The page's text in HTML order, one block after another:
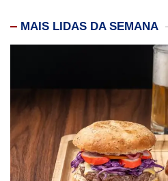
MAIS LIDAS DA SEMANA